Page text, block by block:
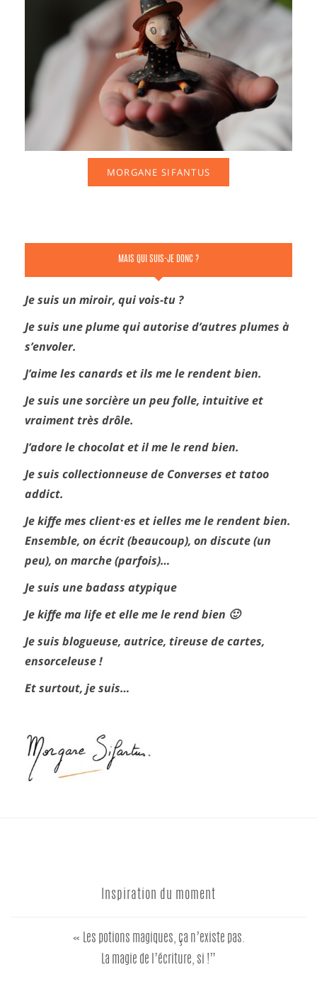
MORGANE SIFANTUS
MAIS QUI SUIS-JE DONC ?
Je suis un miroir, qui vois-tu ?
Je suis une plume qui autorise d’autres plumes à
s’envoler.
J’aime les canards et ils me le rendent bien.
Je suis une sorcière un peu folle, intuitive et
vraiment très drôle.
J’adore le chocolat et il me le rend bien.
Je suis collectionneuse de Converses et tatoo
addict.
Je kiffe mes client·es et ielles me le rendent bien.
Ensemble, on écrit (beaucoup), on discute (un
peu), on marche (parfois)…
Je suis une badass atypique
Je kiffe ma life et elle me le rend bien 🙂
Je suis blogueuse, autrice, tireuse de cartes,
ensorceleuse !
Et surtout, je suis…
Inspiration du moment
« Les potions magiques, ça n’existe pas.
La magie de l’écriture, si !”